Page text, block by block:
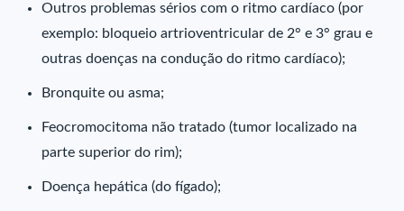
Outros problemas sérios com o ritmo cardíaco (por
exemplo: bloqueio artrioventricular de 2° e 3° grau e
outras doenças na condução do ritmo cardíaco);
Bronquite ou asma;
Feocromocitoma não tratado (tumor localizado na
parte superior do rim);
Doença hepática (do fígado);